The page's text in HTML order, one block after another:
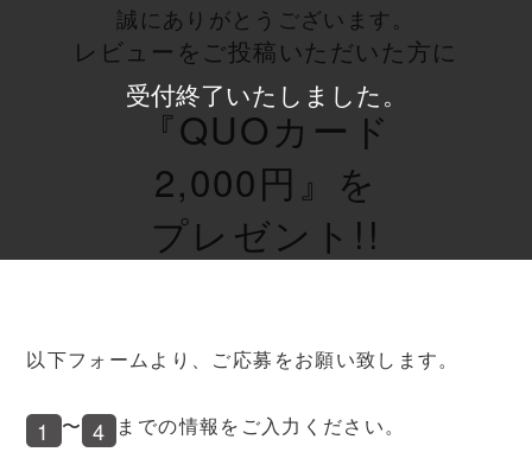
受付終了いたしました。
誠にありがとうございます。
レビューをご投稿いただいた方に
『QUOカード
2,000円』を
プレゼント!!
以下フォームより、ご応募をお願い致します。
1 〜 4 までの情報をご入力ください。